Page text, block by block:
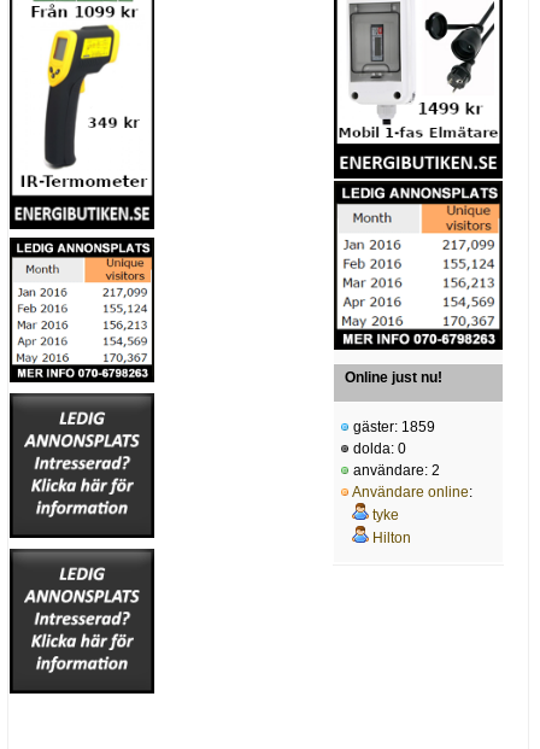
Online just nu!
gäster: 1859
dolda: 0
användare: 2
Användare online:
tyke
Hilton